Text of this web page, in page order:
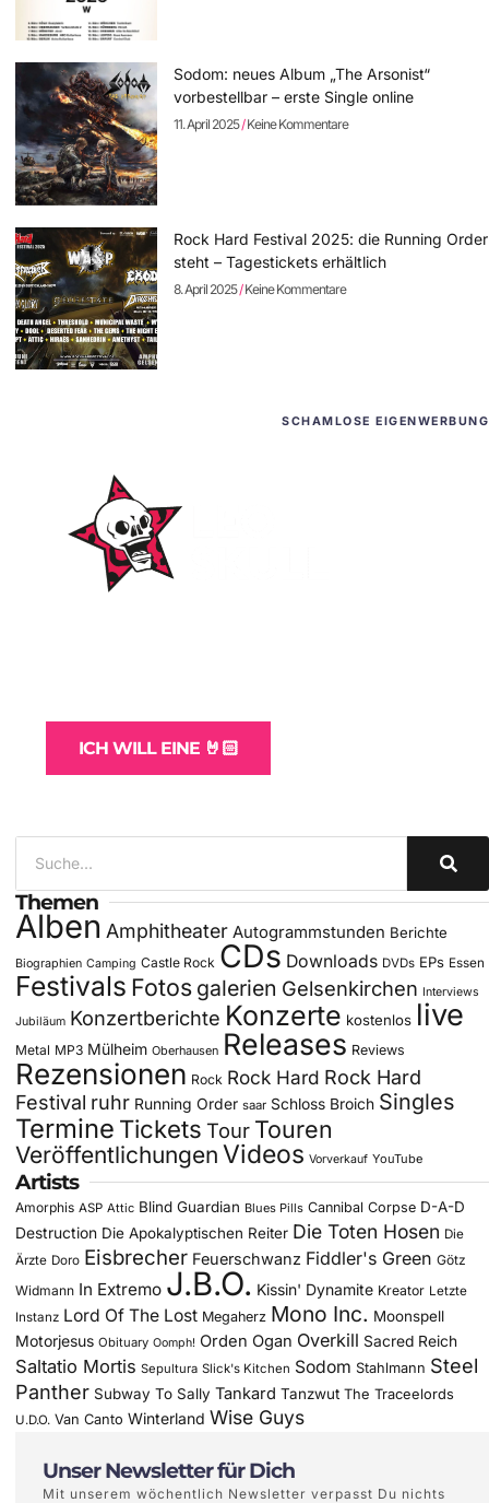
Sodom: neues Album „The Arsonist“
vorbestellbar – erste Single online
11. April 2025 Keine Kommentare
Rock Hard Festival 2025: die Running Order
steht – Tagestickets erhältlich
8. April 2025 Keine Kommentare
SCHAMLOSE EIGENWERBUNG
ICH WILL EINE 🤘🏻
Themen
Alben Amphitheater Autogrammstunden Berichte
Biographien Camping Castle Rock CDs Downloads DVDs EPs Essen
Festivals Fotos galerien Gelsenkirchen Interviews
Jubiläum Konzertberichte Konzerte kostenlos live
Metal MP3 Mülheim Oberhausen Releases Reviews
Rezensionen Rock Rock Hard Rock Hard
Festival ruhr Running Order saar Schloss Broich Singles
Termine Tickets Tour Touren
Veröffentlichungen Videos Vorverkauf YouTube
Artists
Amorphis ASP Attic Blind Guardian Blues Pills Cannibal Corpse D-A-D
Destruction Die Apokalyptischen Reiter Die Toten Hosen Die
Ärzte Doro Eisbrecher Feuerschwanz Fiddler's Green Götz
Widmann In Extremo J.B.O. Kissin' Dynamite Kreator Letzte
Instanz Lord Of The Lost Megaherz Mono Inc. Moonspell
Motorjesus Obituary Oomph! Orden Ogan Overkill Sacred Reich
Saltatio Mortis Sepultura Slick's Kitchen Sodom Stahlmann Steel
Panther Subway To Sally Tankard Tanzwut The Traceelords
U.D.O. Van Canto Winterland Wise Guys
Unser Newsletter für Dich
Mit unserem wöchentlich Newsletter verpasst Du nichts